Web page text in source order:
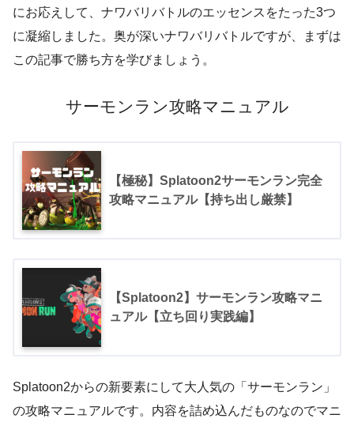
にお応えして、ナワバリバトルのエッセンスをたった3つ
に凝縮しました。奥が深いナワバリバトルですが、まずは
この記事で勝ち方を学びましょう。
サーモンラン攻略マニュアル
【極秘】Splatoon2サーモンラン完全
攻略マニュアル【持ち出し厳禁】
【Splatoon2】サーモンラン攻略マニ
ュアル【立ち回り実践編】
Splatoon2からの新要素にして大人気の「サーモンラン」
の攻略マニュアルです。内容を詰め込んだものなのでマニ